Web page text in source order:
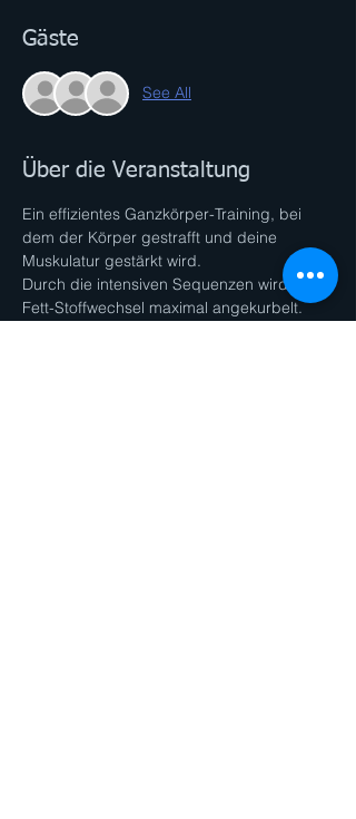
Gäste
See All
Über die Veranstaltung
Ein effizientes Ganzkörper-Training, bei
dem der Körper gestrafft und deine
Muskulatur gestärkt wird.
Durch die intensiven Sequenzen wird der
Fett-Stoffwechsel maximal angekurbelt.